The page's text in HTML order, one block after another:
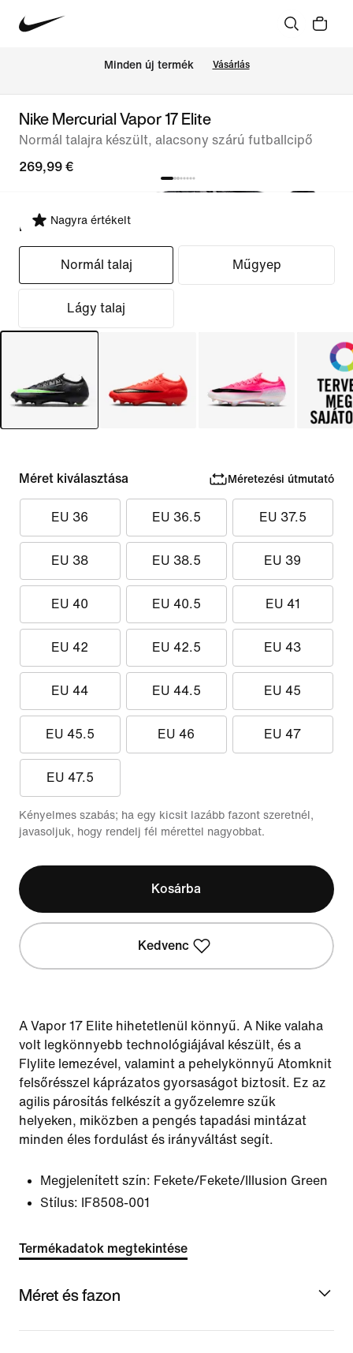
Minden új termék Vásárlás
Nike Mercurial Vapor 17 Elite
Normál talajra készült, alacsony szárú futballcipő
269,99 €
Nagyra értékelt
Fazon kiválasztása
Normál talaj Műgyep
Lágy talaj
Méret kiválasztása Méretezési útmutató
EU 36 EU 36.5 EU 37.5
EU 38 EU 38.5 EU 39
EU 40 EU 40.5 EU 41
EU 42 EU 42.5 EU 43
EU 44 EU 44.5 EU 45
EU 45.5 EU 46 EU 47
EU 47.5
Kényelmes szabás; ha egy kicsit lazább fazont szeretnél,
javasoljuk, hogy rendelj fél mérettel nagyobbat.
Kosárba
Kedvenc
A Vapor 17 Elite hihetetlenül könnyű. A Nike valaha
volt legkönnyebb technológiájával készült, és a
Flylite lemezével, valamint a pehelykönnyű Atomknit
felsőrésszel káprázatos gyorsaságot biztosít. Ez az
agilis párosítás felkészít a győzelemre szűk
helyeken, miközben a pengés tapadási mintázat
minden éles fordulást és irányváltást segít.
Megjelenített szín: Fekete/Fekete/Illusion Green
Stílus:
IF8508-001
Termékadatok megtekintése
Méret és fazon